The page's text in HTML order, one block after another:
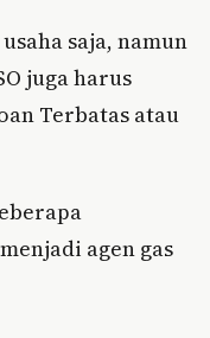
saja, namun
juga harus
Terbatas atau
agen gas